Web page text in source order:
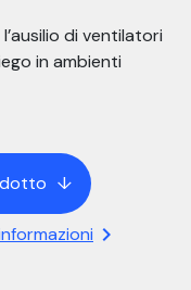
di ventilatori
in ambienti
arrow_down
chevron_right